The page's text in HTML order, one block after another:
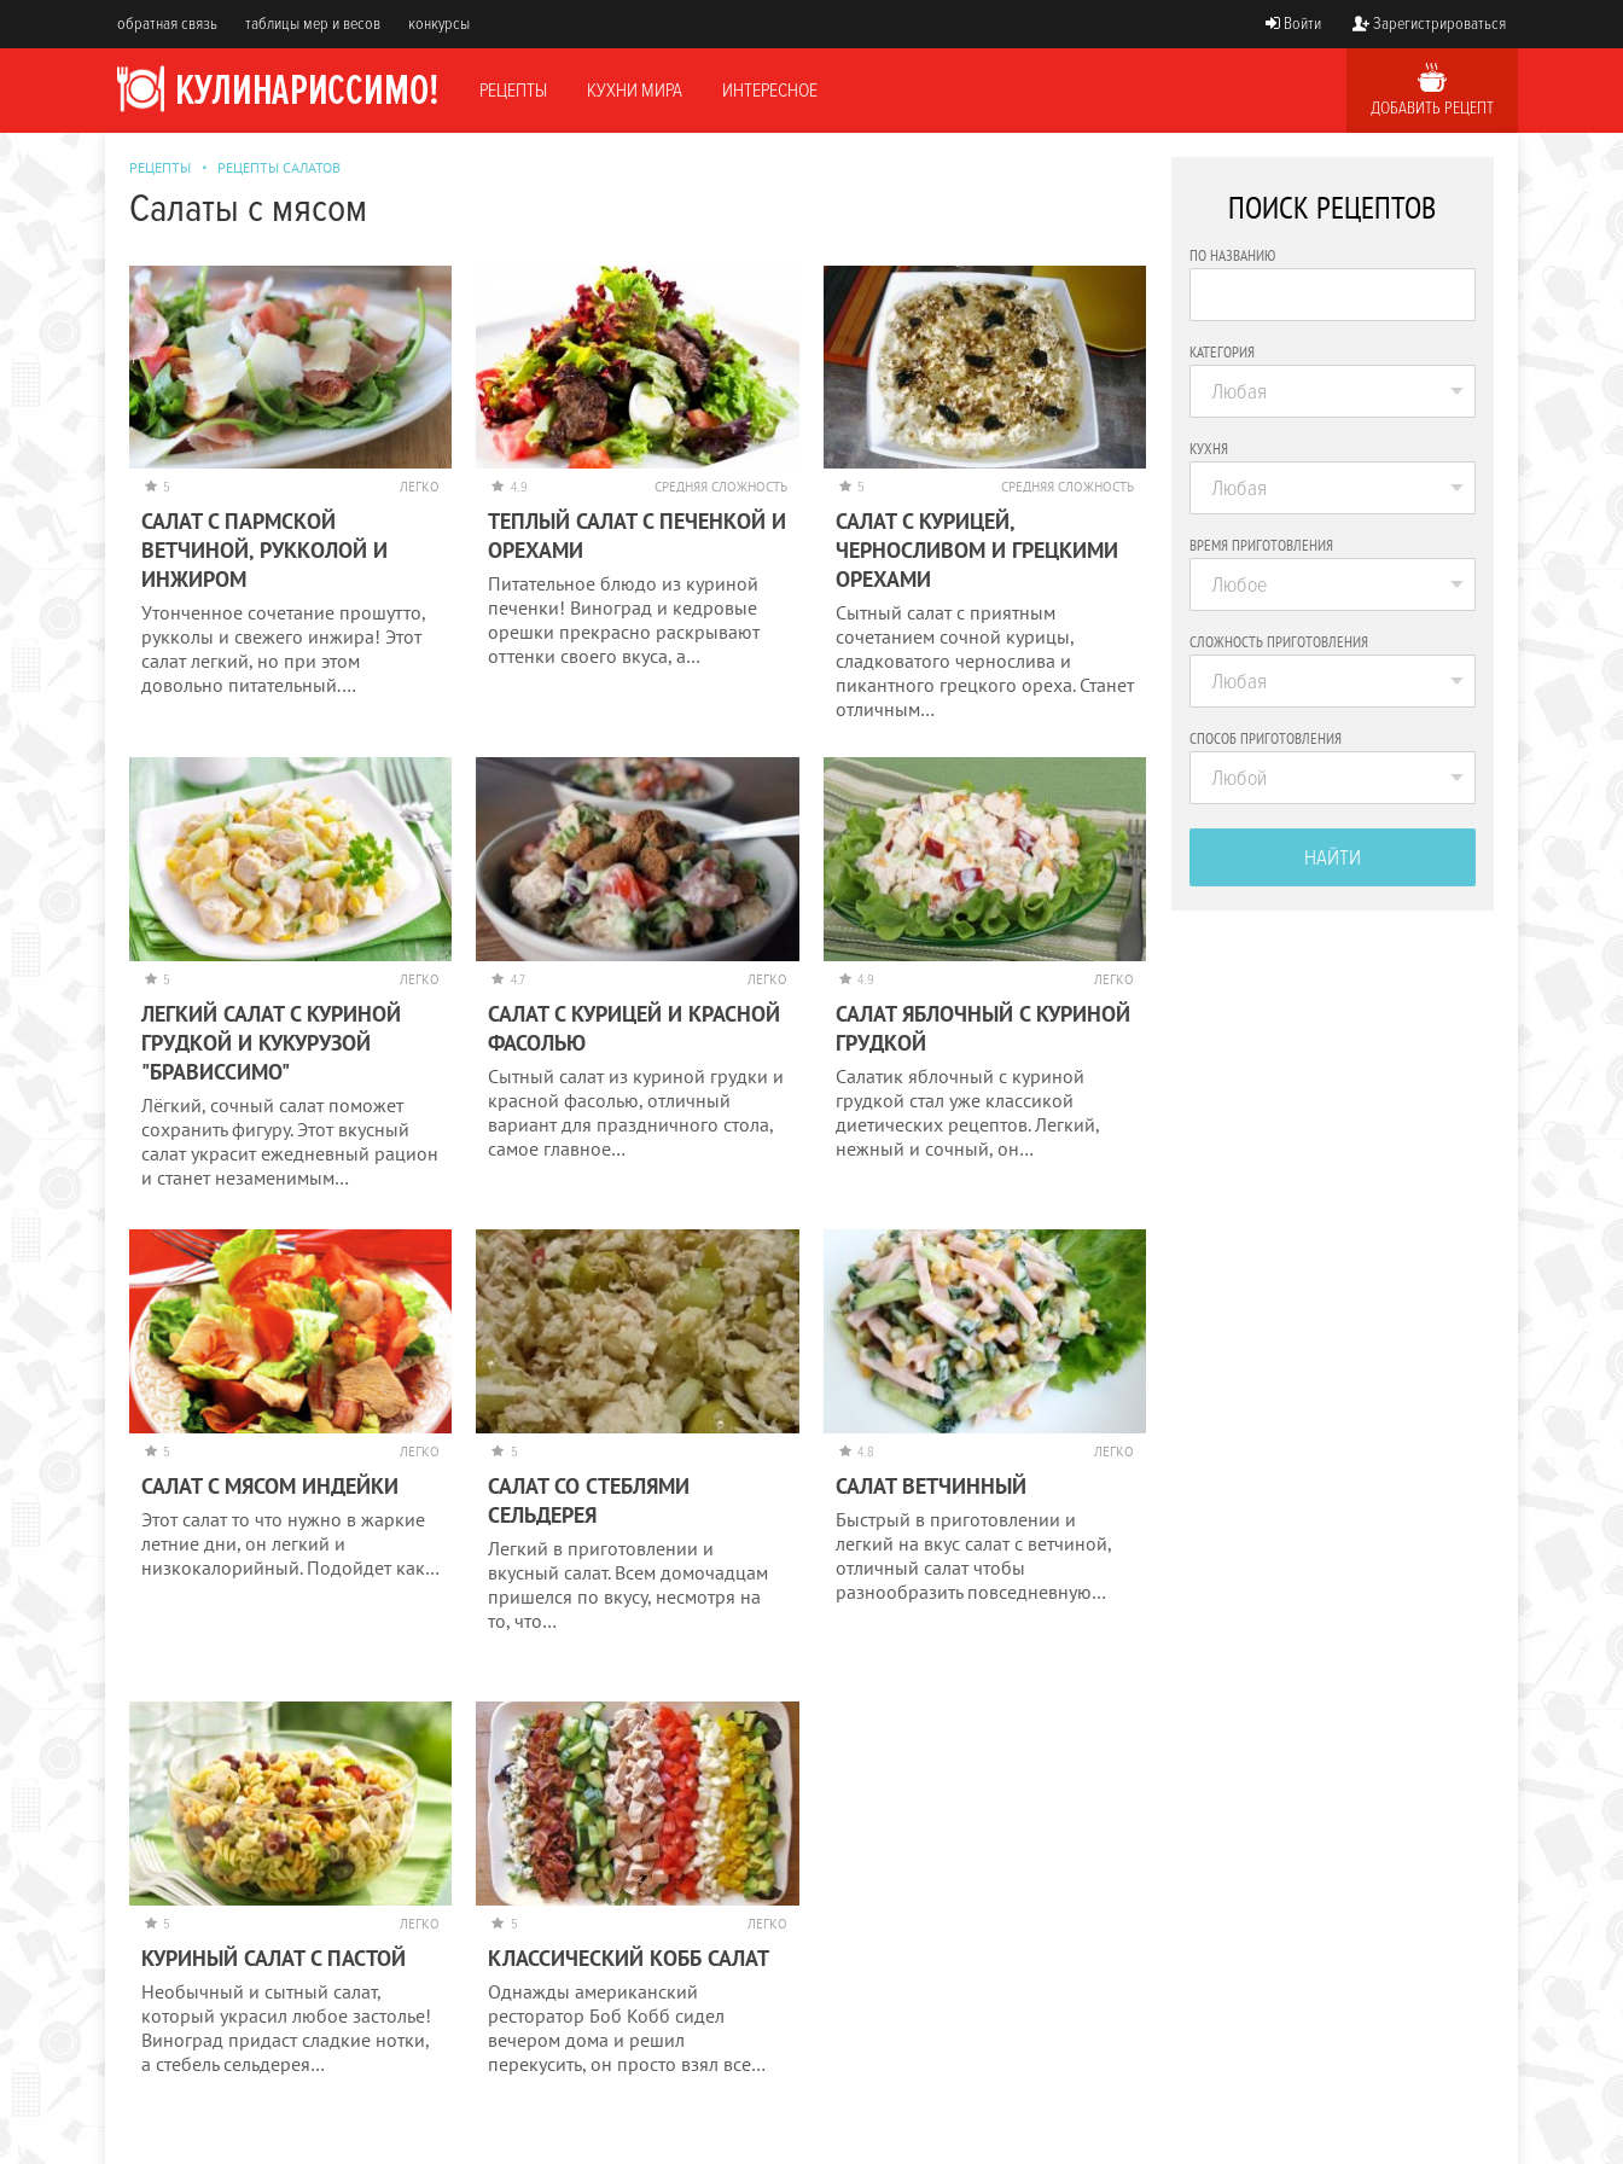
обратная связь таблицы мер и весов конкурсы Войти Зарегистрироваться
РЕЦЕПТЫ КУХНИ МИРА ИНТЕРЕСНОЕ
ДОБАВИТЬ РЕЦЕПТ
РЕЦЕПТЫ РЕЦЕПТЫ САЛАТОВ
Салаты с мясом
5 ЛЕГКО
САЛАТ С ПАРМСКОЙ
ВЕТЧИНОЙ, РУККОЛОЙ И
ИНЖИРОМ
Утонченное сочетание прошутто,
рукколы и свежего инжира! Этот
салат легкий, но при этом
довольно питательный.…
4.9 СРЕДНЯЯ СЛОЖНОСТЬ
ТЕПЛЫЙ САЛАТ С ПЕЧЕНКОЙ И
ОРЕХАМИ
Питательное блюдо из куриной
печенки! Виноград и кедровые
орешки прекрасно раскрывают
оттенки своего вкуса, а…
5 СРЕДНЯЯ СЛОЖНОСТЬ
САЛАТ С КУРИЦЕЙ,
ЧЕРНОСЛИВОМ И ГРЕЦКИМИ
ОРЕХАМИ
Сытный салат с приятным
сочетанием сочной курицы,
сладковатого чернослива и
пикантного грецкого ореха. Станет
отличным…
5 ЛЕГКО
ЛЕГКИЙ САЛАТ С КУРИНОЙ
ГРУДКОЙ И КУКУРУЗОЙ
"БРАВИССИМО"
Лёгкий, сочный салат поможет
сохранить фигуру. Этот вкусный
салат украсит ежедневный рацион
и станет незаменимым…
4.7 ЛЕГКО
САЛАТ С КУРИЦЕЙ И КРАСНОЙ
ФАСОЛЬЮ
Сытный салат из куриной грудки и
красной фасолью, отличный
вариант для праздничного стола,
самое главное…
4.9 ЛЕГКО
САЛАТ ЯБЛОЧНЫЙ С КУРИНОЙ
ГРУДКОЙ
Салатик яблочный с куриной
грудкой стал уже классикой
диетических рецептов. Легкий,
нежный и сочный, он…
5 ЛЕГКО
САЛАТ С МЯСОМ ИНДЕЙКИ
Этот салат то что нужно в жаркие
летние дни, он легкий и
низкокалорийный. Подойдет как…
5
САЛАТ СО СТЕБЛЯМИ
СЕЛЬДЕРЕЯ
Легкий в приготовлении и
вкусный салат. Всем домочадцам
пришелся по вкусу, несмотря на
то, что…
4.8 ЛЕГКО
САЛАТ ВЕТЧИННЫЙ
Быстрый в приготовлении и
легкий на вкус салат с ветчиной,
отличный салат чтобы
разнообразить повседневную…
5 ЛЕГКО
КУРИНЫЙ САЛАТ С ПАСТОЙ
Необычный и сытный салат,
который украсил любое застолье!
Виноград придаст сладкие нотки,
а стебель сельдерея…
5 ЛЕГКО
КЛАССИЧЕСКИЙ КОББ САЛАТ
Однажды американский
ресторатор Боб Кобб сидел
вечером дома и решил
перекусить, он просто взял все…
ПОИСК РЕЦЕПТОВ
ПО НАЗВАНИЮ
КАТЕГОРИЯ
Любая
КУХНЯ
Любая
ВРЕМЯ ПРИГОТОВЛЕНИЯ
Любое
СЛОЖНОСТЬ ПРИГОТОВЛЕНИЯ
Любая
СПОСОБ ПРИГОТОВЛЕНИЯ
Любой
НАЙТИ